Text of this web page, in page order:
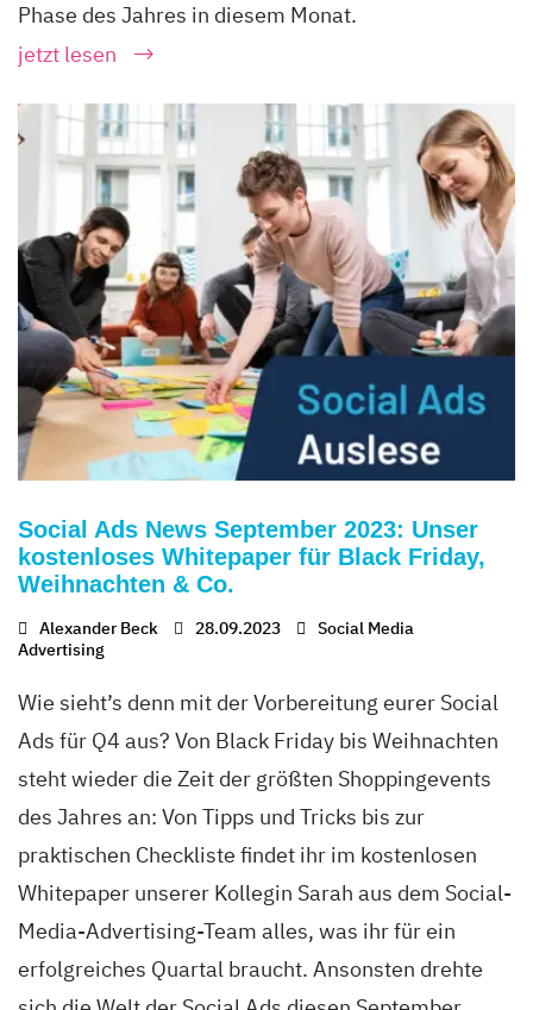
Phase des Jahres in diesem Monat.
jetzt lesen
Social Ads News September 2023: Unser
kostenloses Whitepaper für Black Friday,
Weihnachten & Co.
Alexander Beck 28.09.2023
Social Media
Advertising
Wie sieht’s denn mit der Vorbereitung eurer Social
Ads für Q4 aus? Von Black Friday bis Weihnachten
steht wieder die Zeit der größten Shoppingevents
des Jahres an: Von Tipps und Tricks bis zur
praktischen Checkliste findet ihr im kostenlosen
Whitepaper unserer Kollegin Sarah aus dem Social-
Media-Advertising-Team alles, was ihr für ein
erfolgreiches Quartal braucht. Ansonsten drehte